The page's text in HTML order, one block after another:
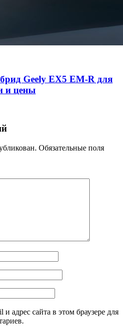
Geely EX5 EM-R для
и цены
Обязательные поля
адрес сайта в этом браузере для